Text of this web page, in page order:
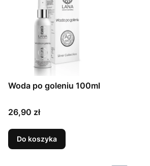
Woda po goleniu 100ml
26,90 zł
Do koszyka